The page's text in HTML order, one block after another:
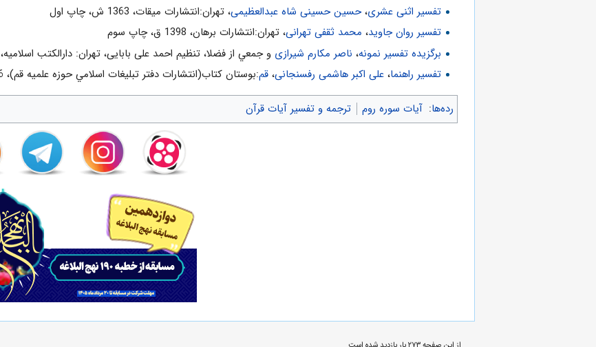
تفسیر اثنی عشری،حسین حسینی شاه عبدالعظیمی، تهران:انتشارات ميقات، 1363 ش، چاپ اول
تفسیر روان جاوید، محمد ثقفی تهرانی، تهران:انتشارات برهان، 1398 ق، چاپ سوم
برگزیده تفسیر نمونه، ناصر مکارم شیرازی و جمعي از فضلا، تنظیم احمد علی بابایی، تهران: دارالکتب اسلامیه، ۱۳۸۶ش
تفسیر راهنما، علی اکبر هاشمی رفسنجانی، قم:بوستان كتاب(انتشارات دفتر تبليغات اسلامي حوزه علميه قم)، 1386 ش‌، چاپ پنجم‌
رده‌ها: آیات سوره روم ترجمه و تفسیر آیات قرآن